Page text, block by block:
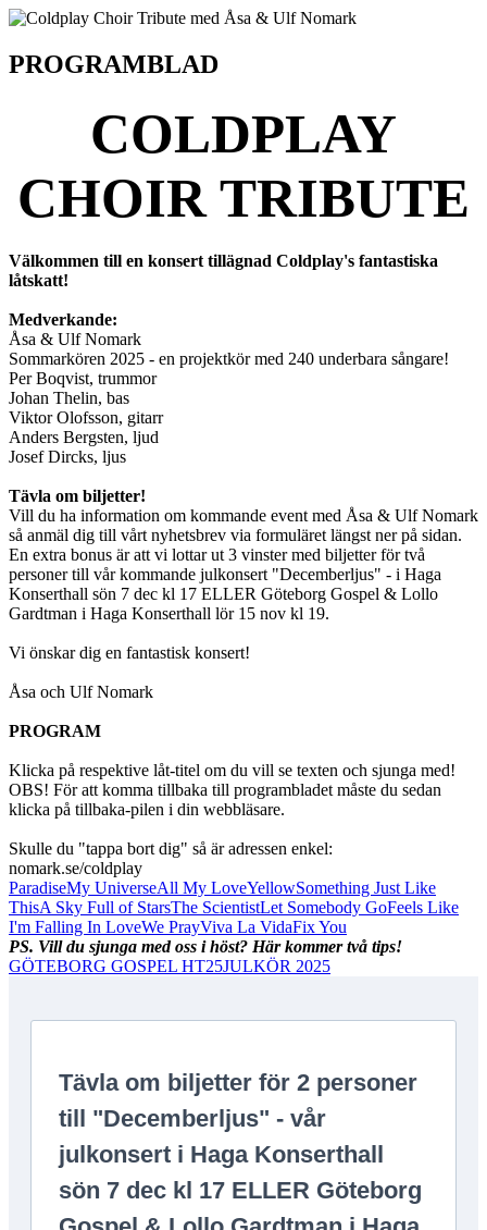
PROGRAMBLAD
COLDPLAY
CHOIR TRIBUTE
Välkommen till en konsert tillägnad Coldplay's fantastiska
låtskatt!
Medverkande:
Åsa & Ulf Nomark
Sommarkören 2025 - en projektkör med 240 underbara sångare!
Per Boqvist, trummor
Johan Thelin, bas
Viktor Olofsson, gitarr
Anders Bergsten, ljud
Josef Dircks, ljus
Tävla om biljetter!
Vill du ha information om kommande event med Åsa & Ulf Nomark
så anmäl dig till vårt nyhetsbrev via formuläret längst ner på sidan.
En extra bonus är att vi lottar ut 3 vinster med biljetter för två
personer till vår kommande julkonsert "Decemberljus" - i Haga
Konserthall sön 7 dec kl 17 ELLER Göteborg Gospel & Lollo
Gardtman i Haga Konserthall lör 15 nov kl 19.
Vi önskar dig en fantastisk konsert!
Åsa och Ulf Nomark
PROGRAM
Klicka på respektive låt-titel om du vill se texten och sjunga med!
OBS! För att komma tillbaka till programbladet måste du sedan
klicka på tillbaka-pilen i din webbläsare.
Skulle du "tappa bort dig" så är adressen enkel:
nomark.se/coldplay
ParadiseMy UniverseAll My LoveYellowSomething Just Like
ThisA Sky Full of StarsThe ScientistLet Somebody GoFeels Like
I'm Falling In LoveWe PrayViva La VidaFix You
PS. Vill du sjunga med oss i höst? Här kommer två tips!
GÖTEBORG GOSPEL HT25JULKÖR 2025